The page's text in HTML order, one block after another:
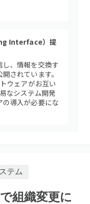
Interface）提
、情報を交換す
されています。
ウェアがお互い
なシステム開発
の導入が必要にな
テム
組織変更に